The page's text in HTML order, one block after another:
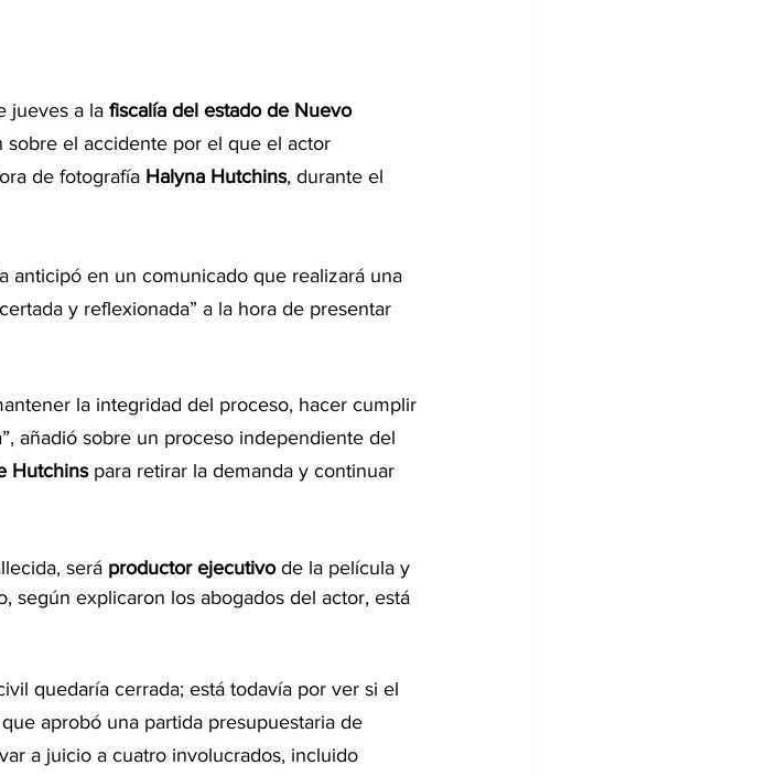
jueves a la fiscalía del estado de Nuevo
el accidente por el que el actor
de fotografía Halyna Hutchins, durante el
anticipó en un comunicado que realizará una
y reflexionada” a la hora de presentar
la integridad del proceso, hacer cumplir
añadió sobre un proceso independiente del
Hutchins para retirar la demanda y continuar
será productor ejecutivo de la película y
según explicaron los abogados del actor, está
quedaría cerrada; está todavía por ver si el
aprobó una partida presupuestaria de
a juicio a cuatro involucrados, incluido